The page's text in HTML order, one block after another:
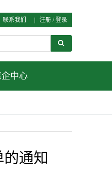
联系我们 注册 /登录
企中心
的通知